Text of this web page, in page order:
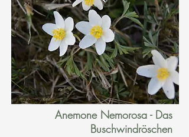
Anemone Nemorosa - Das
Buschwindröschen